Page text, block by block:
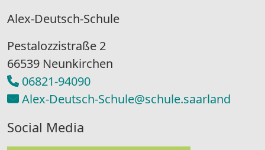
Alex-Deutsch-Schule
Pestalozzistraße 2
66539 Neunkirchen
06821-94090
Alex-Deutsch-Schule@schule.saarland
Social Media